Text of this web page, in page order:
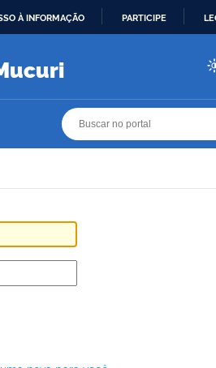
À INFORMAÇÃO PARTICIPE